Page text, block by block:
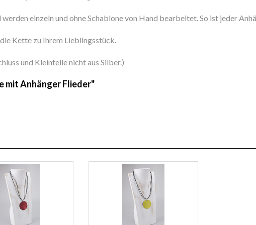
einzeln und ohne Schablone von Hand bearbeitet. So ist jeder
Kette zu Ihrem Lieblingsstück.
und Kleinteile nicht aus Silber.)
mit Anhänger Flieder"